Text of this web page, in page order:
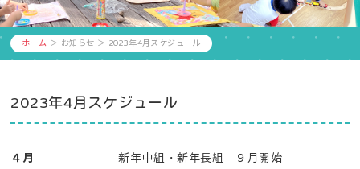
ホーム ＞ お知らせ ＞ 2023年4月スケジュール
2023年4月スケジュール
４ 月
新年中組・新年長組 ９月開始